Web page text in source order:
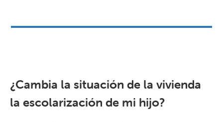
¿Cambia la situación de la vivienda
la escolarización de mi hijo?